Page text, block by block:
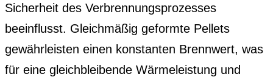
Sicherheit des Verbrennungsprozesses
beeinflusst. Gleichmäßig geformte Pellets
gewährleisten einen konstanten Brennwert, was
für eine gleichbleibende Wärmeleistung und